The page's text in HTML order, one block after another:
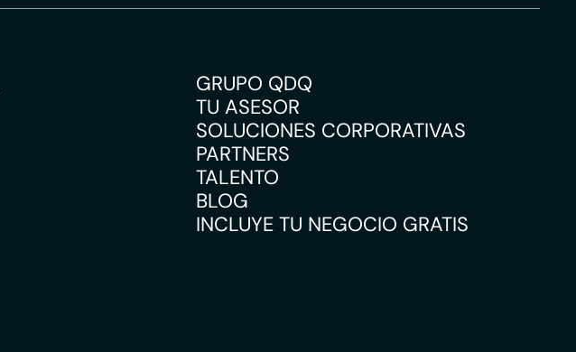
GRUPO QDQ
TU ASESOR
SOLUCIONES CORPORATIVAS
PARTNERS
TALENTO
BLOG
INCLUYE TU NEGOCIO GRATIS